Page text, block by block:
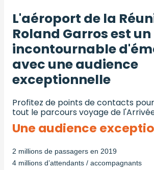
L'aéroport de la
Roland Garros est un
incontournable
avec une audience
exceptionnelle
Profitez de points de contacts
tout le parcours voyage de
Une audience
2 millions de passagers en 2019
4 millions d’attendants / accompagnants